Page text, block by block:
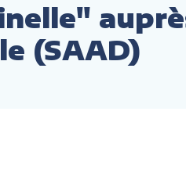
(SAAD)